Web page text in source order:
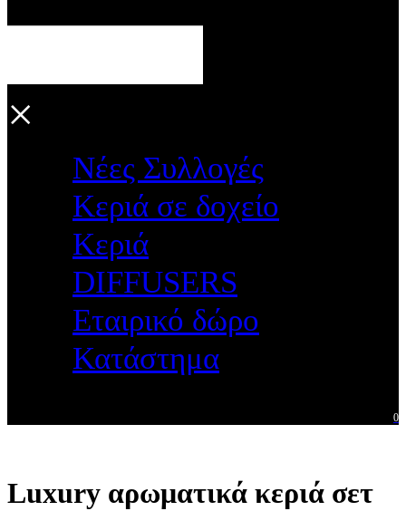
×
Νέες Συλλογές
Κεριά σε δοχείο
Κεριά
DIFFUSERS
Εταιρικό δώρο
Κατάστημα
0
Luxury αρωματικά κεριά σετ